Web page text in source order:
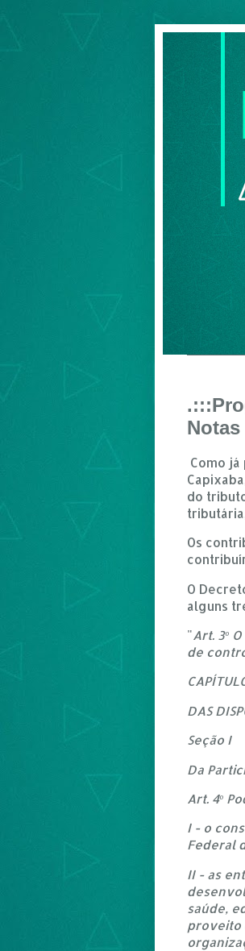
Como já
do
Os
O
alguns
"Art. 3º
de
DAS
Seção I
Da
Art. 4º
I - o
Federal
II - as
saúde,
proveito